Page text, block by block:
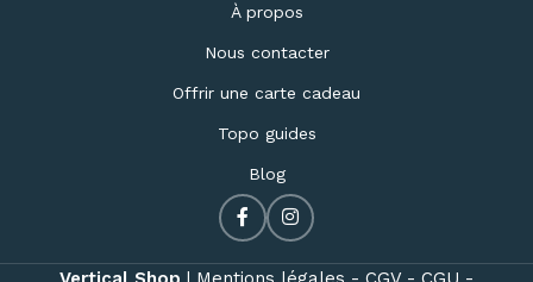
À propos
Nous contacter
Offrir une carte cadeau
Topo guides
Blog